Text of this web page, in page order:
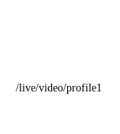
/live/video/profile1